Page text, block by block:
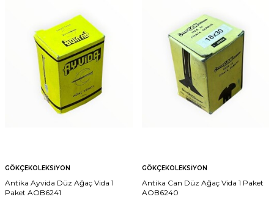
GÖKÇEKOLEKSIYON
Antika Ayvida Düz Ağaç Vida 1
Paket AOB6241
GÖKÇEKOLEKSIYON
Antika Can Düz Ağaç Vida 1 Paket
AOB6240